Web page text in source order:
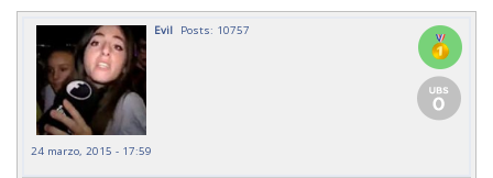
Evil Posts: 10757
24 marzo, 2015 - 17:59